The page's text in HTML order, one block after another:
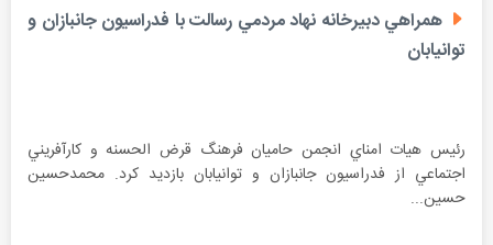
همراهي دبيرخانه نهاد مردمي رسالت با فدراسيون جانبازان و
توانيابان
رئيس هيات امناي انجمن حاميان فرهنگ قرض الحسنه و كارآفريني
اجتماعي از فدراسيون جانبازان و توانيابان بازديد كرد. محمدحسين
حسين...